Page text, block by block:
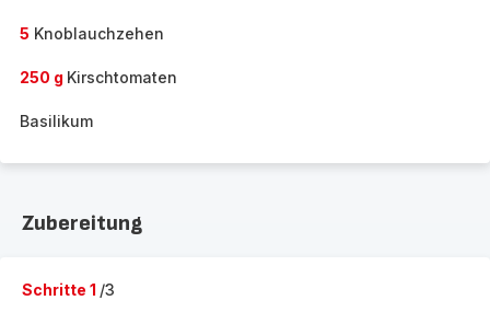
5 Knoblauchzehen
250 g Kirschtomaten
Basilikum
Zubereitung
Schritte 1 /3